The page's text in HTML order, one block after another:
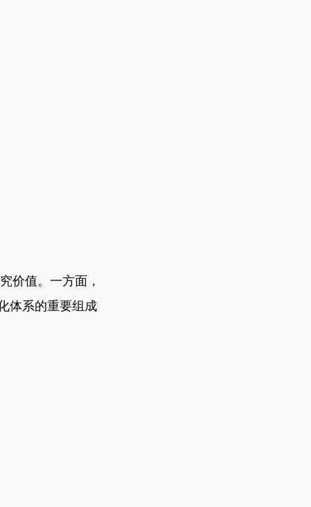
价值。一方面，
体系的重要组成